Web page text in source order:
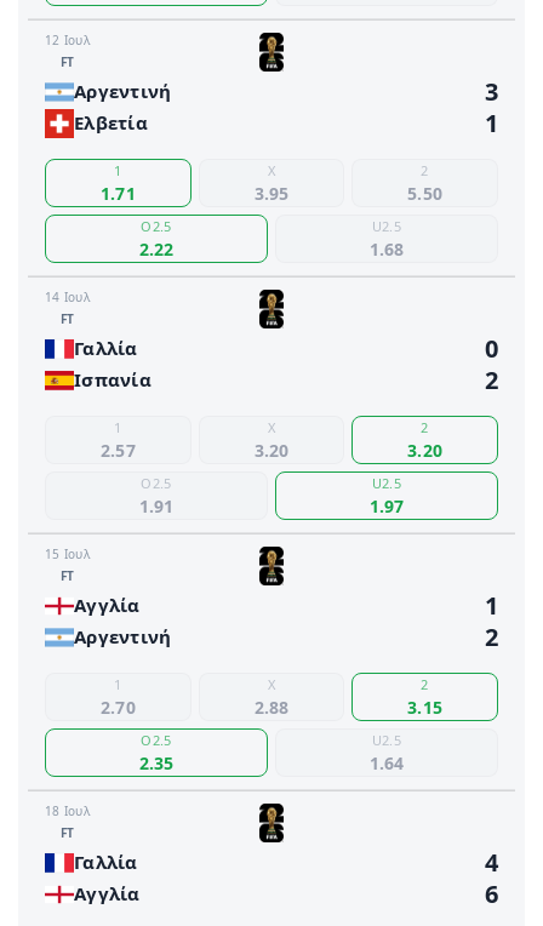
12 Ιουλ
FΤ
Αργεντινή 3
Ελβετία 1
1
1.71
X
3.95
2
5.50
O2.5
2.22
U2.5
1.68
14 Ιουλ
FΤ
Γαλλία 0
Ισπανία 2
1
2.57
X
3.20
2
3.20
O2.5
1.91
U2.5
1.97
15 Ιουλ
FΤ
Αγγλία 1
Αργεντινή 2
1
2.70
X
2.88
2
3.15
O2.5
2.35
U2.5
1.64
18 Ιουλ
FΤ
Γαλλία 4
Αγγλία 6